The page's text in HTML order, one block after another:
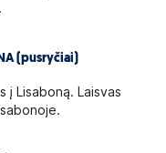
(pusryčiai)
į Lisaboną. Laisvas